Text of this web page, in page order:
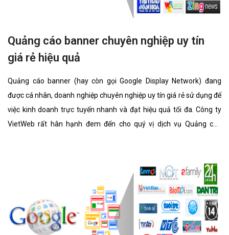
Quảng cáo banner chuyên nghiệp uy tín
giá rẻ hiệu quả
Quảng cáo banner (hay còn gọi Google Display Network) đang
được cá nhân, doanh nghiệp chuyên nghiệp uy tín giá rẻ sử dụng để
việc kinh doanh trực tuyến nhanh và đạt hiệu quả tối đa. Công ty
VietWeb rất hân hạnh đem đến cho quý vị dịch vụ Quảng cáo